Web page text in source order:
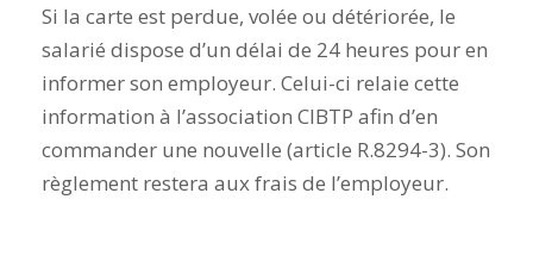
Si la carte est perdue, volée ou détériorée, le
salarié dispose d’un délai de 24 heures pour en
informer son employeur. Celui-ci relaie cette
information à l’association CIBTP afin d’en
commander une nouvelle (article R.8294-3). Son
règlement restera aux frais de l’employeur.